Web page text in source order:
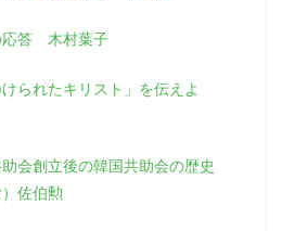
応答 木村葉子
けられたキリスト」を伝えよ
会創立後の韓国共助会の歴史
佐伯勲